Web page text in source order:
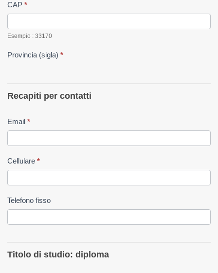
CAP *
Esempio : 33170
Provincia (sigla) *
Recapiti per contatti
Email *
Cellulare *
Telefono fisso
Titolo di studio: diploma